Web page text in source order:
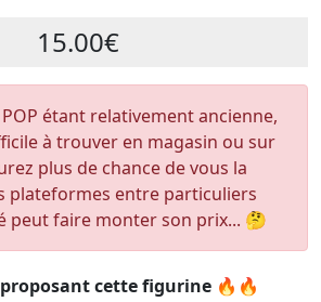
15.00€
étant relativement ancienne,
à trouver en magasin ou sur
plus de chance de vous la
plateformes entre particuliers
peut faire monter son prix... 🤔
cette figurine 🔥🔥